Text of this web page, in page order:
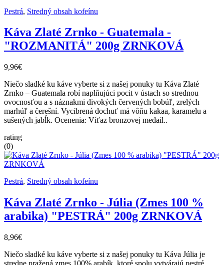
Pestrá, Stredný obsah kofeínu
Káva Zlaté Zrnko - Guatemala -
"ROZMANITÁ" 200g ZRNKOVÁ
9,96€
Niečo sladké ku káve vyberte si z našej ponuky tu Káva Zlaté
Zrnko – Guatemala robí naplňujúci pocit v ústach so strednou
ovocnosťou a s náznakmi divokých červených bobúľ, zrelých
marhúľ a čerešní. Vycibrená dochuť má vôňu kakaa, karamelu a
sušených jabĺk. Ocenenia: Víťaz bronzovej medail..
rating
(0)
Pestrá, Stredný obsah kofeínu
Káva Zlaté Zrnko - Júlia (Zmes 100 %
arabika) "PESTRÁ" 200g ZRNKOVÁ
8,96€
Niečo sladké ku káve vyberte si z našej ponuky tu Káva Júlia je